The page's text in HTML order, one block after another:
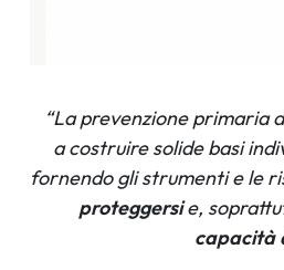
“La prevenzione primaria
a costruire solide basi
fornendo gli strumenti e le
proteggersie,
capacità